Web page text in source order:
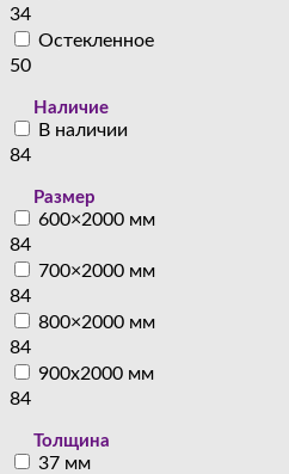
34
Остекленное
50
Наличие
В наличии
84
Размер
600×2000 мм
84
700×2000 мм
84
800×2000 мм
84
900x2000 мм
84
Толщина
37 мм